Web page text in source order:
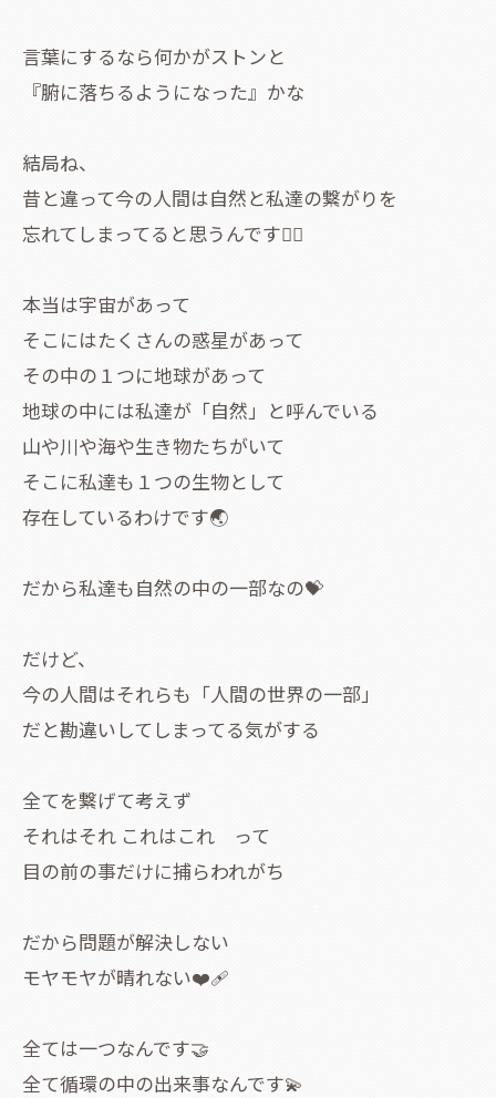
言葉にするなら何かがストンと
『腑に落ちるようになった』かな
結局ね、
昔と違って今の人間は自然と私達の繋がりを
忘れてしまってると思うんです😶‍🌫️
本当は宇宙があって
そこにはたくさんの惑星があって
その中の１つに地球があって
地球の中には私達が「自然」と呼んでいる
山や川や海や生き物たちがいて
そこに私達も１つの生物として
存在しているわけです🌏
だから私達も自然の中の一部なの💝
だけど、
今の人間はそれらも「人間の世界の一部」
だと勘違いしてしまってる気がする
全てを繋げて考えず
それはそれ これはこれ って
目の前の事だけに捕らわれがち
だから問題が解決しない
モヤモヤが晴れない❤️‍🩹
全ては一つなんです🤝
全て循環の中の出来事なんです💫